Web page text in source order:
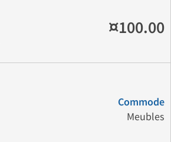
¤100.00
Commode
Meubles